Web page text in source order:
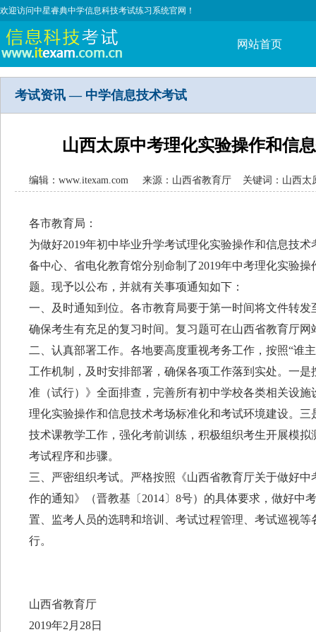
欢迎访问中星睿典中学信息科技考试练习系统官网！
网站首页
考试资讯 — 中学信息技术考试
山西太原中考理化实验操作和信
编辑：www.itexam.com 来源：山西省教育厅 关键词：山
各市教育局：
为做好2019年初中毕业升学考试理化实验操作和信息技
备中心、省电化教育馆分别命制了2019年中考理化实验
题。现予以公布，并就有关事项通知如下：
一、及时通知到位。各市教育局要于第一时间将文件转
确保考生有充足的复习时间。复习题可在山西省教育厅网
二、认真部署工作。各地要高度重视考务工作，按照“谁
工作机制，及时安排部署，确保各项工作落到实处。一
准（试行）》全面排查，完善所有初中学校各类相关设
理化实验操作和信息技术考场标准化和考试环境建设。
技术课教学工作，强化考前训练，积极组织考生开展模
考试程序和步骤。
三、严密组织考试。严格按照《山西省教育厅关于做好
作的通知》（晋教基〔2014〕8号）的具体要求，做好中
置、监考人员的选聘和培训、考试过程管理、考试巡视
行。
山西省教育厅
2019年2月28日